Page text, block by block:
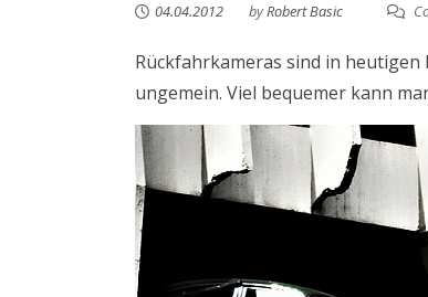
04.04.2012 byRobert Basic
Rückfahrkameras sind in heutigen
ungemein. Viel bequemer kann